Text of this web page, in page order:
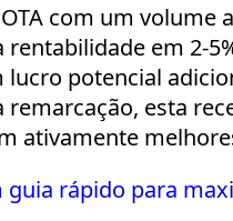
com um volume
em 2-
potencial
remarcação, esta
ativamente
guia rápido para